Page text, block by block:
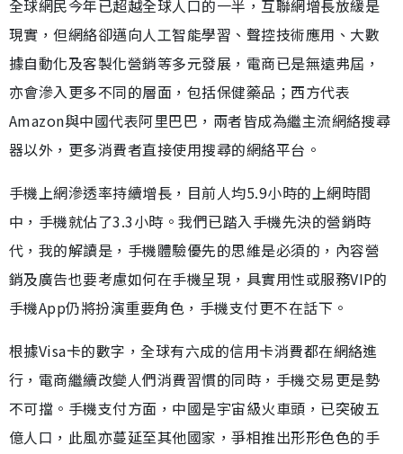
全球網民今年已超越全球人口的一半，互聯網增長放緩是
現實，但網絡卻邁向人工智能學習、聲控技術應用、大數
據自動化及客製化營銷等多元發展，電商已是無遠弗屆，
亦會滲入更多不同的層面，包括保健藥品；西方代表
Amazon與中國代表阿里巴巴，兩者皆成為繼主流網絡搜尋
器以外，更多消費者直接使用搜尋的網絡平台。
手機上網滲透率持續增長，目前人均5.9小時的上網時間
中，手機就佔了3.3小時。我們已踏入手機先決的營銷時
代，我的解讀是，手機體驗優先的思維是必須的，內容營
銷及廣告也要考慮如何在手機呈現，具實用性或服務VIP的
手機App仍將扮演重要角色，手機支付更不在話下。
根據Visa卡的數字，全球有六成的信用卡消費都在網絡進
行，電商繼續改變人們消費習慣的同時，手機交易更是勢
不可擋。手機支付方面，中國是宇宙級火車頭，已突破五
億人口，此風亦蔓延至其他國家，爭相推出形形色色的手